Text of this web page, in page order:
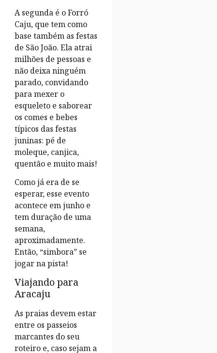
A segunda é o Forró
Caju, que tem como
base também as festas
de São João. Ela atrai
milhões de pessoas e
não deixa ninguém
parado, convidando
para mexer o
esqueleto e saborear
os comes e bebes
típicos das festas
juninas: pé de
moleque, canjica,
quentão e muito mais!
Como já era de se
esperar, esse evento
acontece em junho e
tem duração de uma
semana,
aproximadamente.
Então, “simbora” se
jogar na pista!
Viajando para
Aracaju
As praias devem estar
entre os passeios
marcantes do seu
roteiro e, caso sejam a